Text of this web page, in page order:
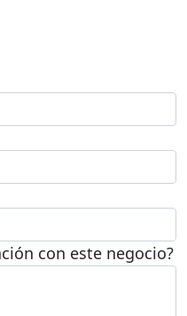
con este negocio?